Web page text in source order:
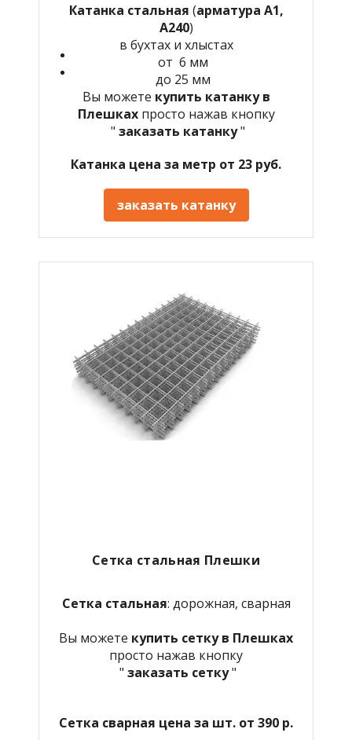
Катанка стальная (арматура А1,
А240)
в бухтах и хлыстах
от 6 мм
до 25 мм
Вы можете купить катанку в
Плешкахпросто нажав кнопку
" заказать катанку"
Катанка цена за метр от 23 руб.
заказать катанку
Сетка стальная Плешки
Сетка стальная: дорожная, сварная
Вы можете купить сетку в Плешках
просто нажав кнопку
" заказать сетку"
Сетка сварная цена за шт. от 390 р.